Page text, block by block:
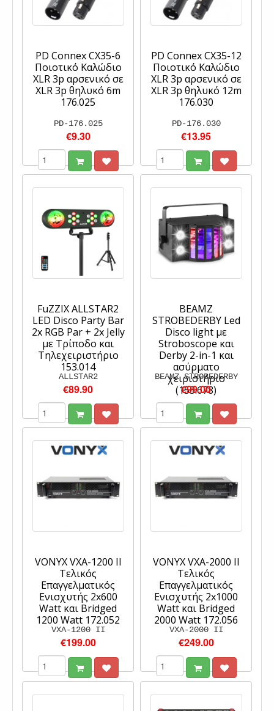
PD Connex CX35-6
Ποιοτικό Καλώδιο
XLR 3p αρσενικό σε
XLR 3p θηλυκό 6m
176.025
PD-176.025
€9.30
PD Connex CX35-12
Ποιοτικό Καλώδιο
XLR 3p αρσενικό σε
XLR 3p θηλυκό 12m
176.030
PD-176.030
€13.95
FuZZIX ALLSTAR2
LED Disco Party Bar
2x RGB Par + 2x Jelly
με Τρίποδο και
Τηλεχειριστήριο
153.014
ALLSTAR2
€89.90
BEAMZ
STROBEDERBY Led
Disco light με
Stroboscope και
Derby 2-in-1 και
ασύρματο
χειριστήριο
(153.678)
BEAMZ STROBEDERBY
€99.00
VONYX VXA-1200 II
Τελικός
Επαγγελματικός
Ενισχυτής 2x600
Watt και Bridged
1200 Watt 172.052
VXA-1200 II
€199.00
VONYX VXA-2000 II
Τελικός
Επαγγελματικός
Ενισχυτής 2x1000
Watt και Bridged
2000 Watt 172.056
VXA-2000 II
€249.00